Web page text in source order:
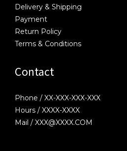
Delivery & Shipping
Payment
Return Policy
Terms & Conditions
Contact
Phone / XX-XXX-XXX-XXX
Hours / XXXX-XXXX
Mail / XXX@XXXX.COM